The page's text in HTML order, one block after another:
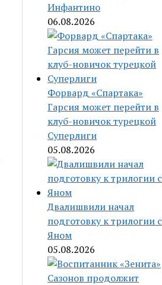
Инфантино
06.08.2026
Форвард «Спартака»
Гарсия может перейти в
клуб-новичок турецкой
Суперлиги
05.08.2026
Двалишвили начал
подготовку к трилогии с
Яном
05.08.2026